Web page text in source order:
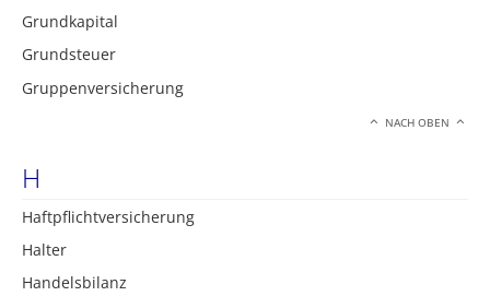
Grundkapital
Grundsteuer
Gruppenversicherung
NACH OBEN
H
Haftpflichtversicherung
Halter
Handelsbilanz